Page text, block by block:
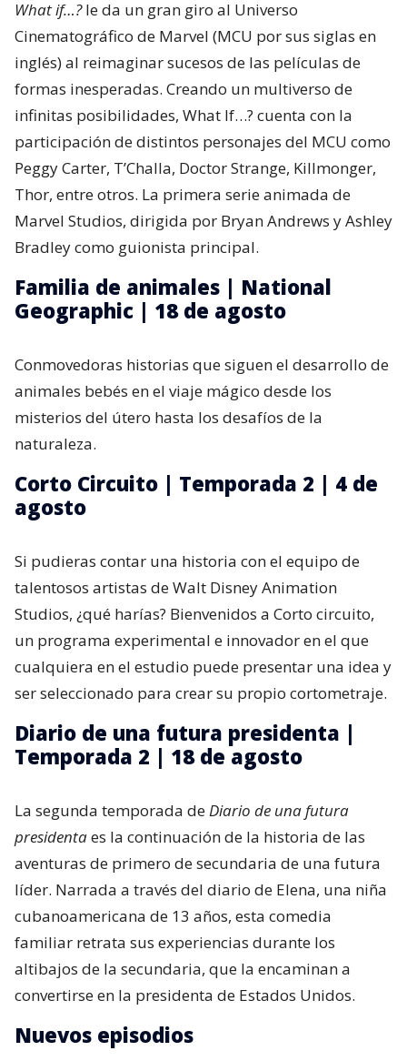
What if…?le da un gran giro al Universo
Cinematográfico de Marvel (MCU por sus siglas en
inglés) al reimaginar sucesos de las películas de
formas inesperadas. Creando un multiverso de
infinitas posibilidades, What If…? cuenta con la
participación de distintos personajes del MCU como
Peggy Carter, T’Challa, Doctor Strange, Killmonger,
Thor, entre otros. La primera serie animada de
Marvel Studios, dirigida por Bryan Andrews y Ashley
Bradley como guionista principal.
Familia de animales | National
Geographic | 18 de agosto
Conmovedoras historias que siguen el desarrollo de
animales bebés en el viaje mágico desde los
misterios del útero hasta los desafíos de la
naturaleza.
Corto Circuito | Temporada 2 | 4 de
agosto
Si pudieras contar una historia con el equipo de
talentosos artistas de Walt Disney Animation
Studios, ¿qué harías? Bienvenidos a Corto circuito,
un programa experimental e innovador en el que
cualquiera en el estudio puede presentar una idea y
ser seleccionado para crear su propio cortometraje.
Diario de una futura presidenta |
Temporada 2 | 18 de agosto
La segunda temporada deDiario de una futura
presidentaes la continuación de la historia de las
aventuras de primero de secundaria de una futura
líder. Narrada a través del diario de Elena, una niña
cubanoamericana de 13 años, esta comedia
familiar retrata sus experiencias durante los
altibajos de la secundaria, que la encaminan a
convertirse en la presidenta de Estados Unidos.
Nuevos episodios